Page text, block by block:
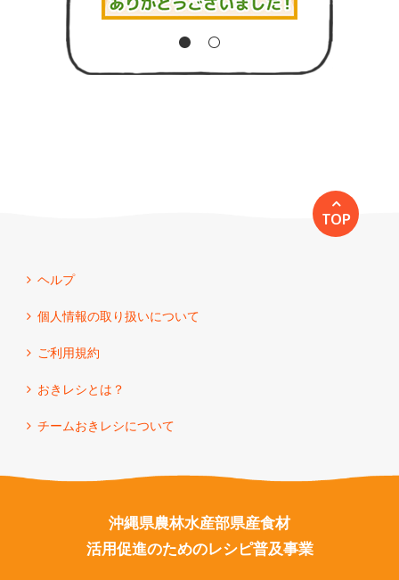
TOP
ヘルプ
個人情報の取り扱いについて
ご利用規約
おきレシとは？
チームおきレシについて
沖縄県農林水産部県産食材
活用促進のためのレシピ普及事業